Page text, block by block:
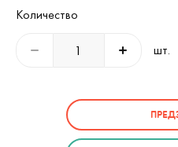
Количество
шт.